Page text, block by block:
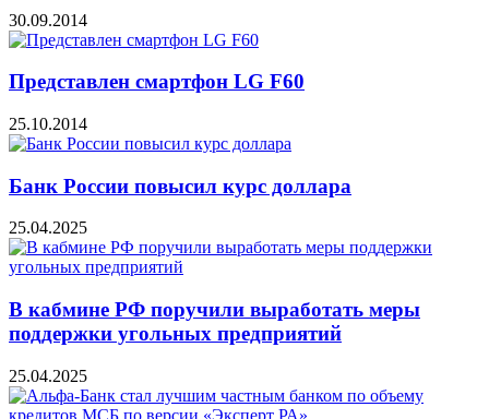
30.09.2014
Представлен смартфон LG F60
25.10.2014
Банк России повысил курс доллара
25.04.2025
В кабмине РФ поручили выработать меры
поддержки угольных предприятий
25.04.2025